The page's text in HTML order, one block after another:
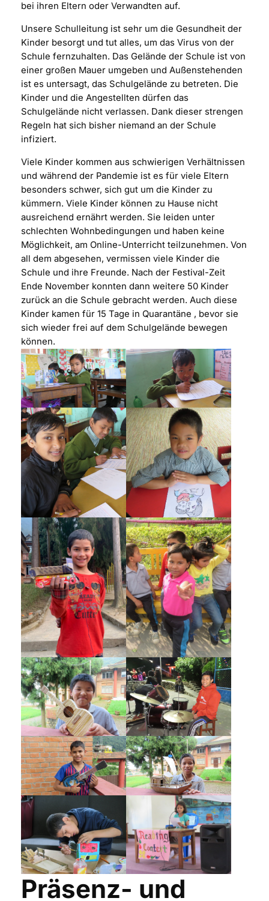
bei ihren Eltern oder Verwandten auf.
Unsere Schulleitung ist sehr um die Gesundheit der
Kinder besorgt und tut alles, um das Virus von der
Schule fernzuhalten. Das Gelände der Schule ist von
einer großen Mauer umgeben und Außenstehenden
ist es untersagt, das Schulgelände zu betreten. Die
Kinder und die Angestellten dürfen das
Schulgelände nicht verlassen. Dank dieser strengen
Regeln hat sich bisher niemand an der Schule
infiziert.
Viele Kinder kommen aus schwierigen Verhältnissen
und während der Pandemie ist es für viele Eltern
besonders schwer, sich gut um die Kinder zu
kümmern. Viele Kinder können zu Hause nicht
ausreichend ernährt werden. Sie leiden unter
schlechten Wohnbedingungen und haben keine
Möglichkeit, am Online-Unterricht teilzunehmen. Von
all dem abgesehen, vermissen viele Kinder die
Schule und ihre Freunde. Nach der Festival-Zeit
Ende November konnten dann weitere 50 Kinder
zurück an die Schule gebracht werden. Auch diese
Kinder kamen für 15 Tage in Quarantäne , bevor sie
sich wieder frei auf dem Schulgelände bewegen
können.
Präsenz- und